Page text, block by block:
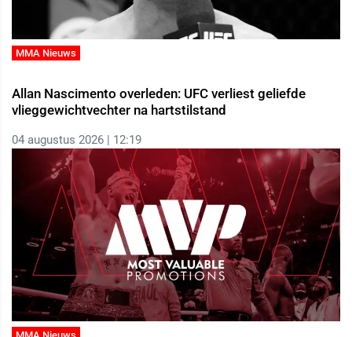
MMA Nieuws
Allan Nascimento overleden: UFC verliest geliefde
vlieggewichtvechter na hartstilstand
04 augustus 2026 | 12:19